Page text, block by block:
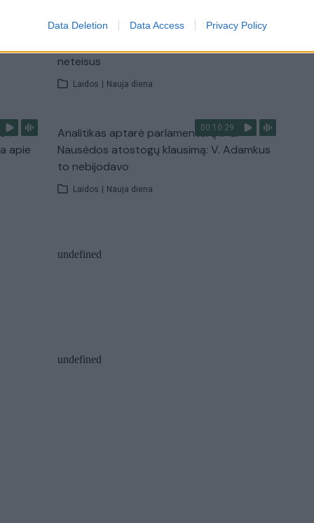
Data Deletion Data Access Privacy Policy
00:15:54
V. Zalužno pasisakymą laiko bandymu
neteisus
Laidos | Nauja diena
apie
00:10:29
Analitikas aptarė parlamentarų ir G.
Nausėdos atostogų klausimą: V. Adamkus
to nebijodavo
Laidos | Nauja diena